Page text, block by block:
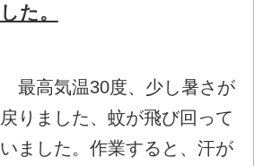
した。
最高気温30度、少し暑さが
戻りました、蚊が飛び回って
いました。作業すると、汗が